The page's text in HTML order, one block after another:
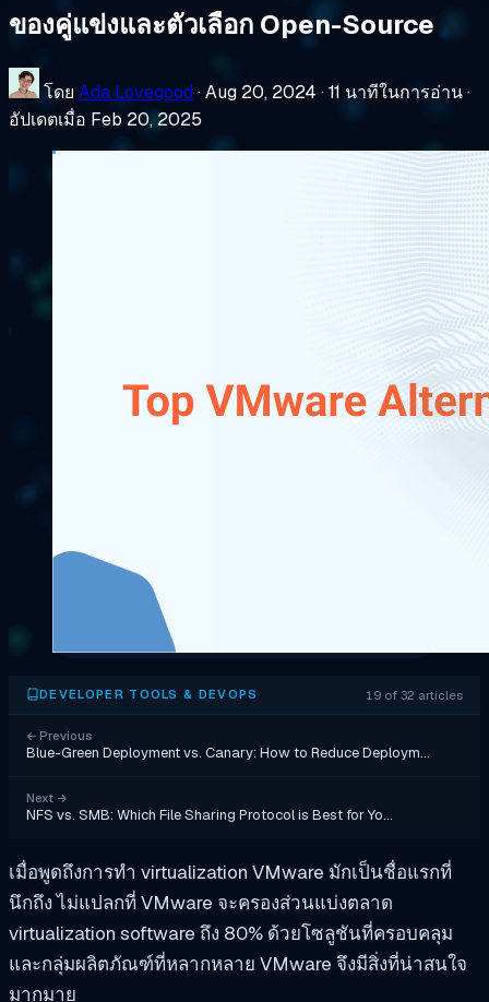
ของคู่แข่งและตัวเลือก Open-Source
โดย Ada Lovegood ·Aug 20, 2024 ·11 นาทีในการอ่าน·
อัปเดตเมื่อ Feb 20, 2025
DEVELOPER TOOLS & DEVOPS 19 of 32 articles
← Previous
Blue-Green Deployment vs. Canary: How to Reduce Deploym…
Next →
NFS vs. SMB: Which File Sharing Protocol is Best for Yo…
เมื่อพูดถึงการทำ virtualization VMware มักเป็นชื่อแรกที่
นึกถึง ไม่แปลกที่ VMware จะครองส่วนแบ่งตลาด
virtualization software ถึง 80% ด้วยโซลูชันที่ครอบคลุม
และกลุ่มผลิตภัณฑ์ที่หลากหลาย VMware จึงมีสิ่งที่น่าสนใจ
มากมาย